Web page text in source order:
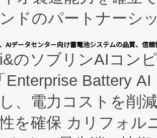
ドのパートナーシ
。 同社の実績ある
(FCCM™) プ
、バイオ医薬品製造
ッドバッチ施設の
サプライチェーン
AIデータセンター向け蓄電池システムの品質、信
のソブリンAIコン
「Enterprise Battery
、電力コストを削
を確保 カリフォル